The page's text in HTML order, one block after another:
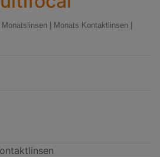
Monats Kontaktlinsen